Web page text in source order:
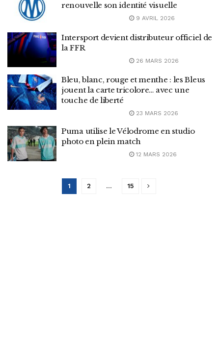
renouvelle son identité visuelle
9 AVRIL 2026
Intersport devient distributeur officiel de
la FFR
26 MARS 2026
Bleu, blanc, rouge et menthe : les Bleus
jouent la carte tricolore… avec une
touche de liberté
23 MARS 2026
Puma utilise le Vélodrome en studio
photo en plein match
12 MARS 2026
1 2 … 15